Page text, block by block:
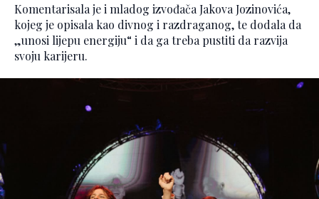
Komentarisala je i mladog izvođača Jakova Jozinovića,
kojeg je opisala kao divnog i razdraganog, te dodala da
„unosi lijepu energiju“ i da ga treba pustiti da razvija
svoju karijeru.